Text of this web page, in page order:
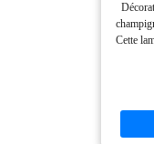
Cette
crée
jardin,
Après